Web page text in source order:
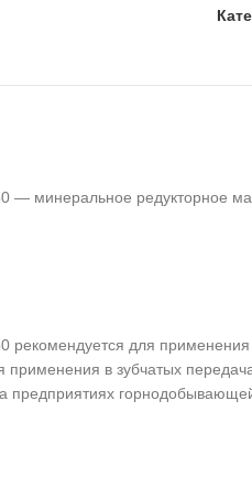
— минеральное редукторное
рекомендуется для
применения в зубчатых
предприятиях